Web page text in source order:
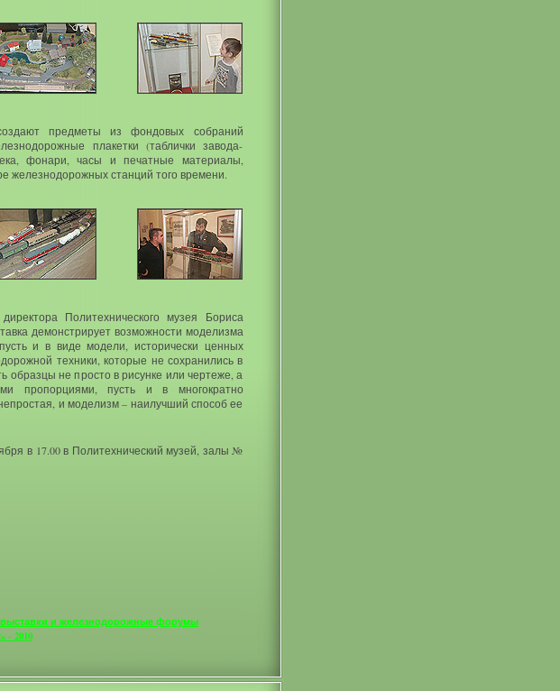
предметы из фондовых собраний
плакетки (таблички завода-
фонари, часы и печатные материалы,
железнодорожных станций того времени.
Политехнического музея Бориса
демонстрирует возможности моделизма
и в виде модели, исторически ценных
техники, которые не сохранились в
образцы не просто в рисунке или чертеже, а
пропорциями, пусть и в многократно
и моделизм – наилучший способ ее
в 17.00 в Политехнический музей, залы №
и железнодорожные форумы
- 2010